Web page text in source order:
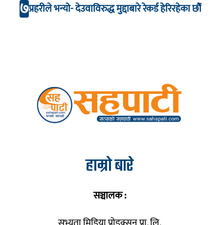
७प्रहरीले भन्यो- देउवाविरुद्ध मुद्दाबारे रेकर्ड हेरिरहेका छौँ
हाम्रो बारे
सञ्चालक :